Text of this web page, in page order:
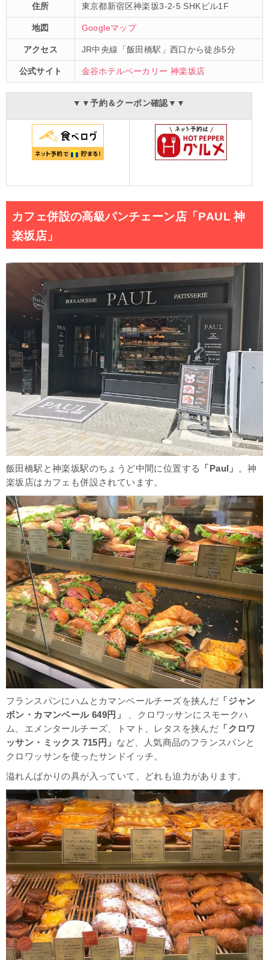
住所 東京都新宿区神楽坂3-2-5 SHKビル1F
地図 Googleマップ
アクセス JR中央線「飯田橋駅」西口から徒歩5分
公式サイト 金谷ホテルベーカリー 神楽坂店
▼▼予約＆クーポン確認▼▼
カフェ併設の高級パンチェーン店「PAUL 神
楽坂店」
飯田橋駅と神楽坂駅のちょうど中間に位置する 「Paul」
。神
楽坂店はカフェも併設されています。
フランスパンにハムとカマンベールチーズを挟んだ 「ジャン
ボン・カマンベール 649円」
、クロワッサンにスモークハ
ム、エメンタールチーズ、トマト、レタスを挟んだ 「クロワ
ッサン・ミックス 715円」 など、人気商品のフランスパンと
クロワッサンを使ったサンドイッチ。
溢れんばかりの具が入っていて、どれも迫力があります。